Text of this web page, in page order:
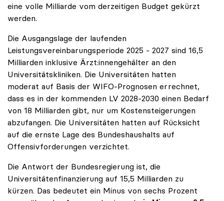
eine volle Milliarde vom derzeitigen Budget gekürzt
werden.
Die Ausgangslage der laufenden
Leistungsvereinbarungsperiode 2025 - 2027 sind 16,5
Milliarden inklusive Ärzt:innengehälter an den
Universitätskliniken. Die Universitäten hatten
moderat auf Basis der WIFO-Prognosen errechnet,
dass es in der kommenden LV 2028-2030 einen Bedarf
von 18 Milliarden gibt, nur um Kostensteigerungen
abzufangen. Die Universitäten hatten auf Rücksicht
auf die ernste Lage des Bundeshaushalts auf
Offensivforderungen verzichtet.
Die Antwort der Bundesregierung ist, die
Universitätenfinanzierung auf 15,5 Milliarden zu
kürzen. Das bedeutet ein Minus von sechs Prozent